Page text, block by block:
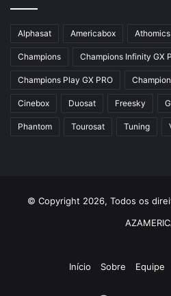
Alphasat Americabox Athomics
Champions Champions Infinity GX
Champions Play GX PRO
Cinebox Duosat Freesky
Phantom Tourosat Tuning
© Copyright 2026, Todos os
Início Sobre Equipe